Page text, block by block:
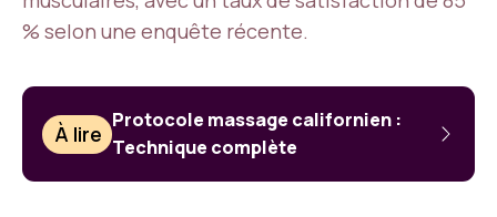
% selon une enquête récente.
À lire
Protocole massage californien :
Technique complète